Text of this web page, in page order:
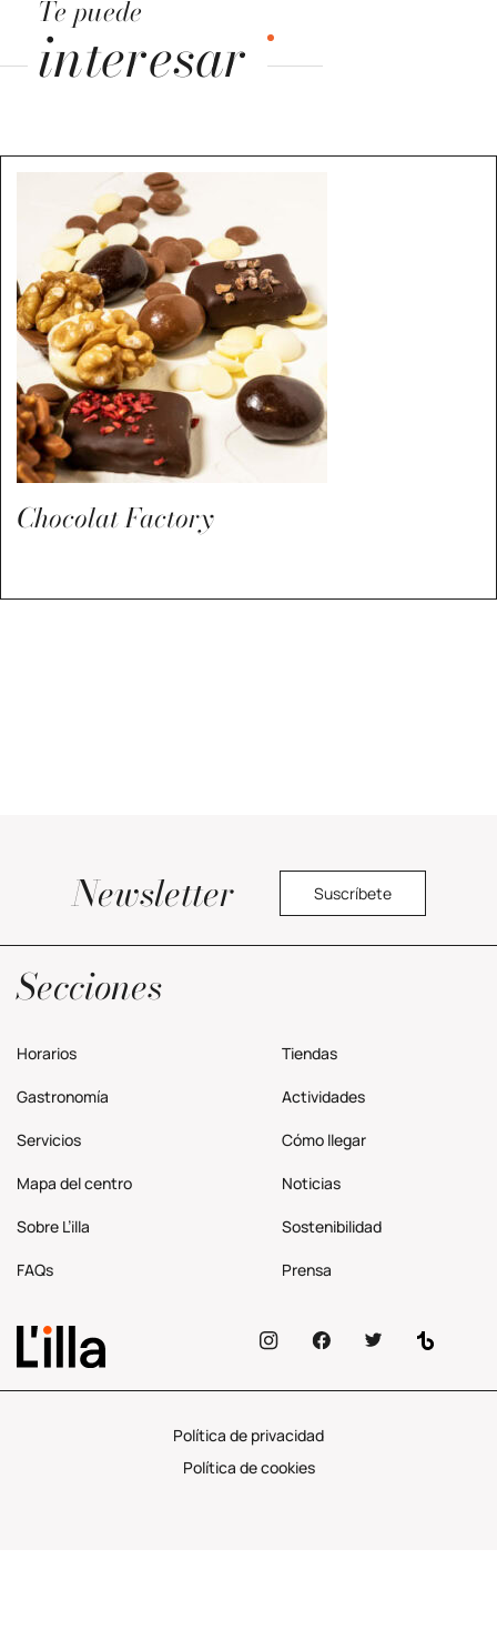
Te puede
interesar
Chocolat Factory
Newsletter Suscríbete
Secciones
Horarios Tiendas
Gastronomía Actividades
Servicios Cómo llegar
Mapa del centro Noticias
Sobre L’illa Sostenibilidad
FAQs Prensa
Política de privacidad
Política de cookies